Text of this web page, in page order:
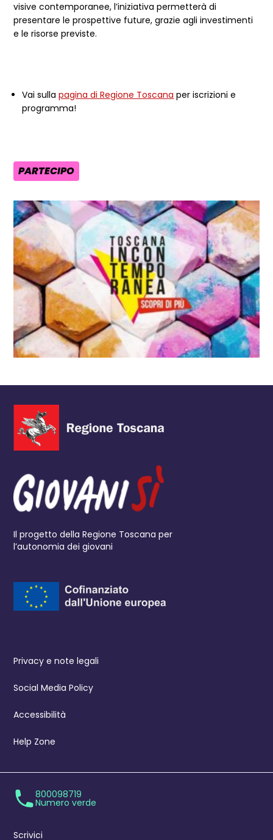
visive contemporanee, l’iniziativa permetterà di
presentare le prospettive future, grazie agli investimenti
e le risorse previste.
Vai sullapagina di Regione Toscana per iscrizioni e
programma!
AREA TEMATICA:
PARTECIPO
Il progetto della Regione Toscana per
l’autonomia dei giovani
Privacy e note legali
Social Media Policy
Accessibilità
Help Zone
800098719
Numero verde
Scrivici